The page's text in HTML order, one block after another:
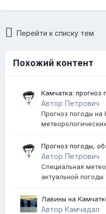
Перейти к списку тем
Похожий контент
Камчатка: прогноз
Автор Петрович
Прогноз погоды на
Прогноз погоды, обзоры
2025 году
Автор Петрович
Специальная
актуальной
Лавины на
Петропавловске-
Автор Камчадал